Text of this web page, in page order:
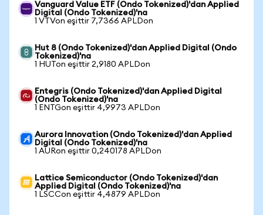
Vanguard Value ETF (Ondo Tokenized)'dan Applied
Digital (Ondo Tokenized)'na
1 VTVon eşittir 7,7366 APLDon
Hut 8 (Ondo Tokenized)'dan Applied Digital (Ondo
Tokenized)'na
1 HUTon eşittir 2,9180 APLDon
Entegris (Ondo Tokenized)'dan Applied Digital
(Ondo Tokenized)'na
1 ENTGon eşittir 4,9973 APLDon
Aurora Innovation (Ondo Tokenized)'dan Applied
Digital (Ondo Tokenized)'na
1 AURon eşittir 0,240178 APLDon
Lattice Semiconductor (Ondo Tokenized)'dan
Applied Digital (Ondo Tokenized)'na
1 LSCCon eşittir 4,4879 APLDon